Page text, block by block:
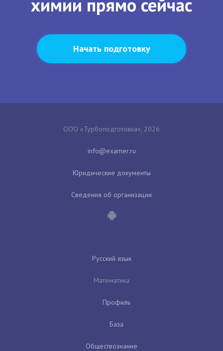
химии прямо сейчас
Начать подготовку
ООО «Турбоподготовка», 2026
Юридические документы
Сведения об организации
Русский язык
Математика
Профиль
База
Обществознание